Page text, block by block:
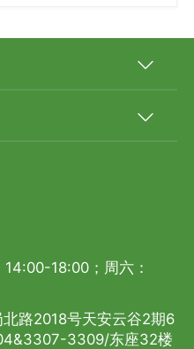
18:00；周六：
路2018号天安云谷2期6
3309/东座32楼